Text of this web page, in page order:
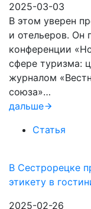
2025-03-03
В этом уверен
и отельеров. Он
конференции
сфере туризма:
журналом
союза»…
дальше
Статья
В Сестрорецке
этикету в
2025-02-26